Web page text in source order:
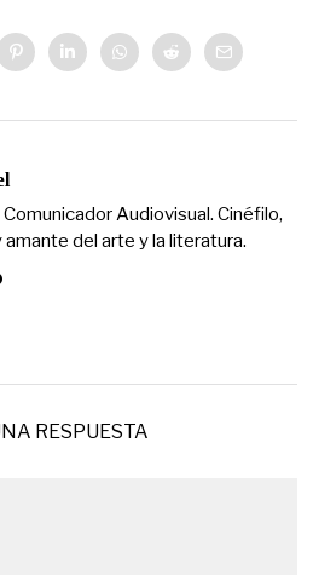
Audiovisual. Cinéfilo,
amante del arte y la literatura.
RESPUESTA